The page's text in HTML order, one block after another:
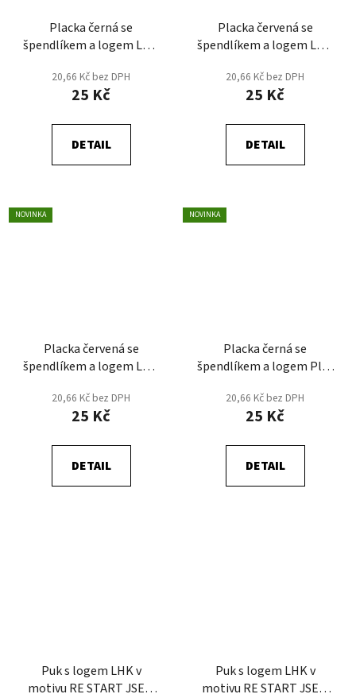
Placka černá se
špendlíkem a logem LHK
SOUČÁSTÍ
20,66 Kč bez DPH
25 Kč
DETAIL
Placka červená se
špendlíkem a logem LHK
SOUČÁSTÍ
20,66 Kč bez DPH
25 Kč
DETAIL
NOVINKA
Placka červená se
špendlíkem a logem LHK
SOUČÁSTÍ
20,66 Kč bez DPH
25 Kč
DETAIL
NOVINKA
Placka černá se
špendlíkem a logem Play
20,66 Kč bez DPH
25 Kč
DETAIL
Puk s logem LHK v
motivu RE START JSEM
Puk s logem LHK v
motivu RE START JSEM